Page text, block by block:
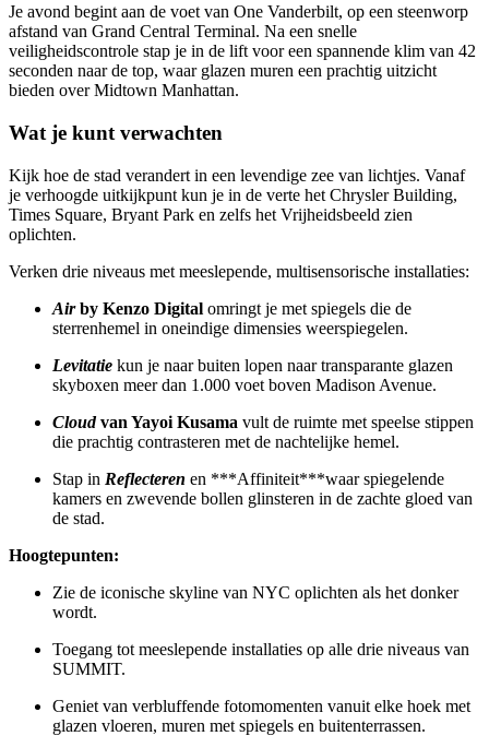
Je avond begint aan de voet van One Vanderbilt, op een steenworp
afstand van Grand Central Terminal. Na een snelle
veiligheidscontrole stap je in de lift voor een spannende klim van 42
seconden naar de top, waar glazen muren een prachtig uitzicht
bieden over Midtown Manhattan.
Wat je kunt verwachten
Kijk hoe de stad verandert in een levendige zee van lichtjes. Vanaf
je verhoogde uitkijkpunt kun je in de verte het Chrysler Building,
Times Square, Bryant Park en zelfs het Vrijheidsbeeld zien
oplichten.
Verken drie niveaus met meeslepende, multisensorische installaties:
Airby Kenzo Digital omringt je met spiegels die de
sterrenhemel in oneindige dimensies weerspiegelen.
Levitatie kun je naar buiten lopen naar transparante glazen
skyboxen meer dan 1.000 voet boven Madison Avenue.
Cloudvan Yayoi Kusama vult de ruimte met speelse stippen
die prachtig contrasteren met de nachtelijke hemel.
Stap in Reflecteren en ***Affiniteit***waar spiegelende
kamers en zwevende bollen glinsteren in de zachte gloed van
de stad.
Hoogtepunten:
Zie de iconische skyline van NYC oplichten als het donker
wordt.
Toegang tot meeslepende installaties op alle drie niveaus van
SUMMIT.
Geniet van verbluffende fotomomenten vanuit elke hoek met
glazen vloeren, muren met spiegels en buitenterrassen.